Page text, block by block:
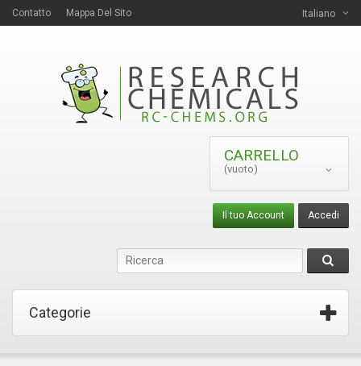
Italiano
Contatto Mappa Del Sito
CARRELLO
(vuoto)
Accedi
Il tuo Account
Categorie